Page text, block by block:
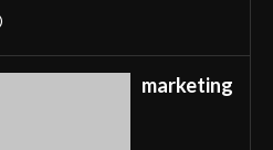
marketing